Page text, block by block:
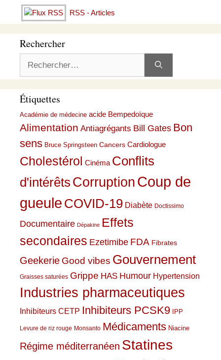
RSS - Articles
Rechercher
Étiquettes
Académie de médecine acide Bempedoïque
Alimentation Antiagrégants Bill Gates Bon
sens Bruce Springsteen Cancers Cardiologue
Cholestérol Cinéma Conflits
d'intérêts CorruptionCoup de
gueule COVID-19 Diabète Doctissimo
Documentaire Dépakine Effets
secondaires Ezetimibe FDA Fibrates
Geekerie Good vibes Gouvernement
Graisses saturées Grippe HAS Humour Hypertension
Industries pharmaceutiques
Inhibiteurs CETP Inhibiteurs PCSK9 IPP
Levure de riz rouge Monsanto Médicaments Niacine
Régime méditerranéen Statines